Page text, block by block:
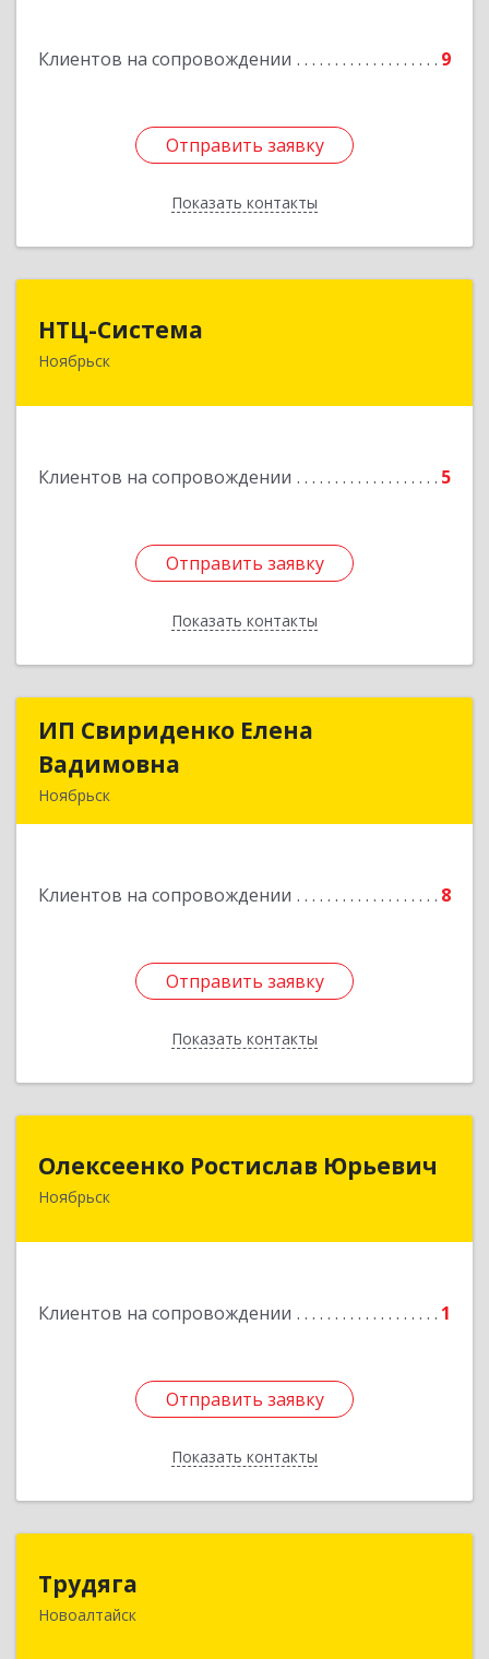
Клиентов на сопровождении 9
Отправить заявку
Показать контакты
Отправить заявку
Назад
НТЦ-Система
Ноябрьск
Клиентов на сопровождении 5
Отправить заявку
Показать контакты
629804, Ямало-Ненецкий АО, Ноябрьск г, 60 лет
Отправить заявку
Назад
ИП Свириденко Елена
Вадимовна
Ноябрьск
Клиентов на сопровождении 8
Отправить заявку
Показать контакты
ИП Свириденко Елена
Подробнее
Отправить заявку
Назад
Олексеенко Ростислав Юрьевич
Ноябрьск
Клиентов на сопровождении 1
Отправить заявку
Показать контакты
629804, Ямало-Ненецкий АО, Ноябрьск г,
Отправить заявку
Назад
Трудяга
Новоалтайск658080, Алтайский край, Новоалтайск г,